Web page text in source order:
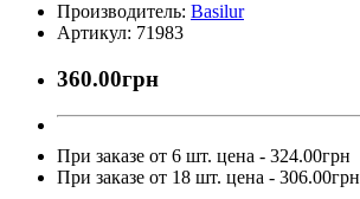
Производитель: Basilur
Артикул: 71983
360.00грн
При заказе от 6 шт. цена - 324.00грн
При заказе от 18 шт. цена - 306.00грн